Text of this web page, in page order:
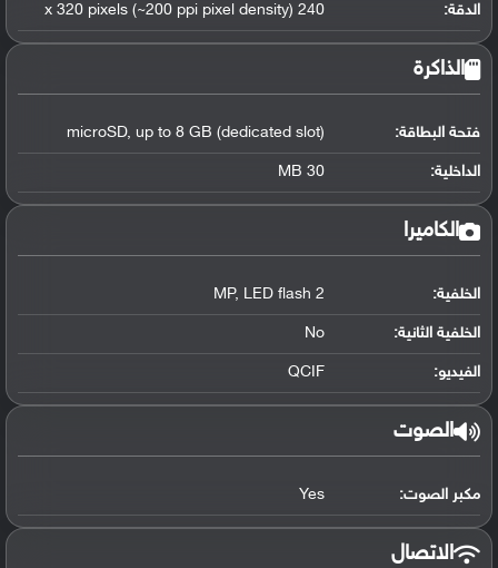
الدقة: 240 x 320 pixels (~200 ppi pixel density)
الذاكرة
فتحة البطاقة: microSD, up to 8 GB (dedicated slot)
الداخلية: 30 MB
الكاميرا
الخلفية: 2 MP, LED flash
الخلفية الثانية: No
الفيديو: QCIF
الصوت
مكبر الصوت: Yes
الاتصال